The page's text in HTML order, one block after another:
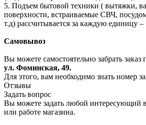
5. Подъем бытовой техники ( вытяжки,
поверхности, встраиваемые СВЧ,
т.д) рассчитывается за каждую единицу –
Самовывоз
Вы можете самостоятельно забрать заказ
ул. Фоминская, 49.
Для этого, вам необходимо знать номер
Отзывы
Задать вопрос
Вы можете задать любой интересующий
или работе магазина.